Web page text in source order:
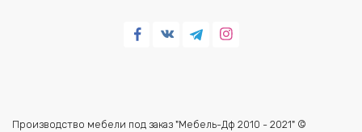
Производство мебели под заказ "Мебель-Дф 2010 - 2021" ©